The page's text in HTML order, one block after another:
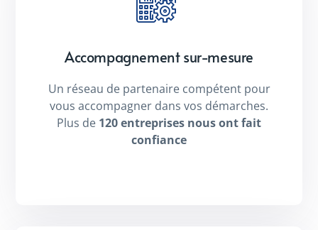
Accompagnement sur-mesure
Un réseau de partenaire compétent pour
vous accompagner dans vos démarches.
Plus de 120 entreprises nous ont fait
confiance